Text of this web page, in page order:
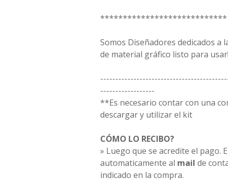
****************************
Somos Diseñadores dedicados a
de material gráfico listo para usar!
------------------
**Es necesario contar con una
descargar y utilizar el kit
CÓMO LO RECIBO?
» Luego que se acredite el pago.
automaticamente al mail de
indicado en la compra.